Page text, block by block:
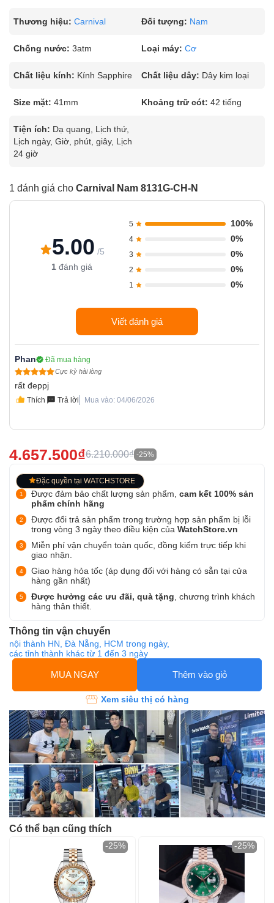
Thương hiệu: Carnival Đối tượng: Nam
Chống nước: 3atm Loại máy: Cơ
Chất liệu kính: Kính Sapphire Chất liệu dây: Dây kim loại
Size mặt: 41mm Khoảng trữ cót: 42 tiếng
Tiện ích: Dạ quang, Lịch thứ,
Lịch ngày, Giờ, phút, giây, Lịch
24 giờ
1 đánh giá cho Carnival Nam 8131G-CH-N
5.00 /5
1 đánh giá
5 100%
4 0%
3 0%
2 0%
1 0%
Viết đánh giá
Phan Đã mua hàng
Cực kỳ hài lòng
rất đeppj
Thích Trả lời Mua vào: 04/06/2026
4.657.500₫6.210.000₫ -25%
Đặc quyền tại WATCHSTORE
Được đảm bảo chất lượng sản phẩm, cam kết 100% sản
phẩm chính hãng
Được đổi trả sản phẩm trong trường hợp sản phẩm bị lỗi
trong vòng 3 ngày theo điều kiện của WatchStore.vn
Miễn phí vận chuyển toàn quốc, đồng kiểm trực tiếp khi
giao nhận.
Giao hàng hỏa tốc (áp dụng đối với hàng có sẵn tại cửa
hàng gần nhất)
Được hưởng các ưu đãi, quà tặng , chương trình khách
hàng thân thiết.
Thông tin vận chuyển
nội thành HN, Đà Nẵng, HCM trong ngày,
các tỉnh thành khác từ 1 đến 3 ngày
MUA NGAY Thêm vào giỏ
Xem siêu thị có hàng
Có thể bạn cũng thích
-25% -25%